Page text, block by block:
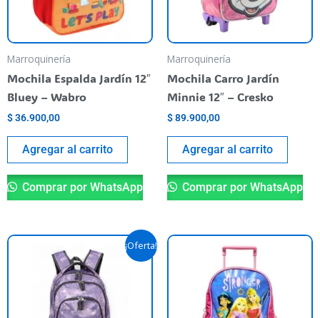
Marroquinería
Mochila Espalda Jardín 12″
Bluey – Wabro
$36.900,00
Agregar al carrito
Comprar por WhatsApp
Marroquinería
Mochila Carro Jardín
Minnie 12″ – Cresko
$89.900,00
Agregar al carrito
Comprar por WhatsApp
¡Oferta!
El
precio
original
era:
$ 75.900,00.
El
precio
actual